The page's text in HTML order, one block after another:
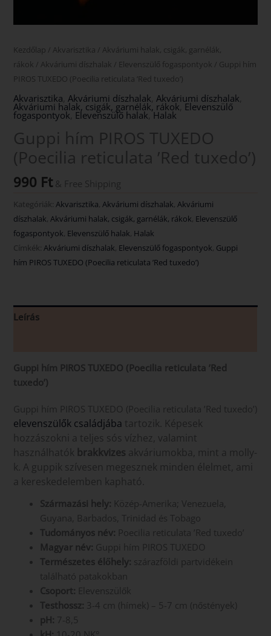
Kezdőlap / Akvarisztika / Akváriumi halak, csigák, garnélák,
rákok / Akváriumi díszhalak / Elevenszülő fogaspontyok / Guppi hím
PIROS TUXEDO (Poecilia reticulata ’Red tuxedo’)
Akvarisztika ,Akváriumi díszhalak ,Akváriumi díszhalak
Akváriumi halak, csigák, garnélák, rákok Elevenszülő
fogaspontyok Elevenszülő halak ,Halak
Guppi hím PIROS TUXEDO
(Poecilia reticulata ’Red tuxedo’)
990 Ft & Free Shipping
Kategóriák:Akvarisztika,Akváriumi díszhalak,Akváriumi
díszhalak,Akváriumi halak, csigák, garnélák, rákok, Elevenszülő
fogaspontyok, Elevenszülő halak, Halak
Címkék:Akváriumi díszhalak, Elevenszülő fogaspontyok, Guppi
hím PIROS TUXEDO (Poecilia reticulata ’Red tuxedo’)
Leírás
Guppi hím PIROS TUXEDO (Poecilia reticulata ’Red
tuxedo’)
Guppi hím PIROS TUXEDO (Poecilia reticulata ’Red tuxedo’)
elevenszülők családjába tartozik. Képesek
hozzászokni a teljes sós vízhez, valamint
használhatók brakkvizes akváriumokba, mint a molly-
k. A guppik szívesen megesznek minden élelmet, ami
a kereskedelemben kapható.
Származási hely: Közép-Amerika; Venezuela,
Guyana, Barbados, Trinidad és Tobago
Tudományos név: Poecilia reticulata ’Red tuxedo’
Magyar név: Guppi hím PIROS TUXEDO
Természetes élőhely: szárazföldi partvidékein
található patakokban
Csoport: Elevenszülők
Testhossz: 3-4 cm (hímek) – 5-7 cm (nőstények)
pH: 7-8,5